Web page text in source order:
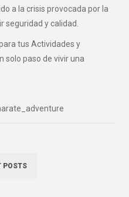
a la crisis provocada por la
seguridad y calidad.
tus Actividades y
solo paso de vivir una
POSTS